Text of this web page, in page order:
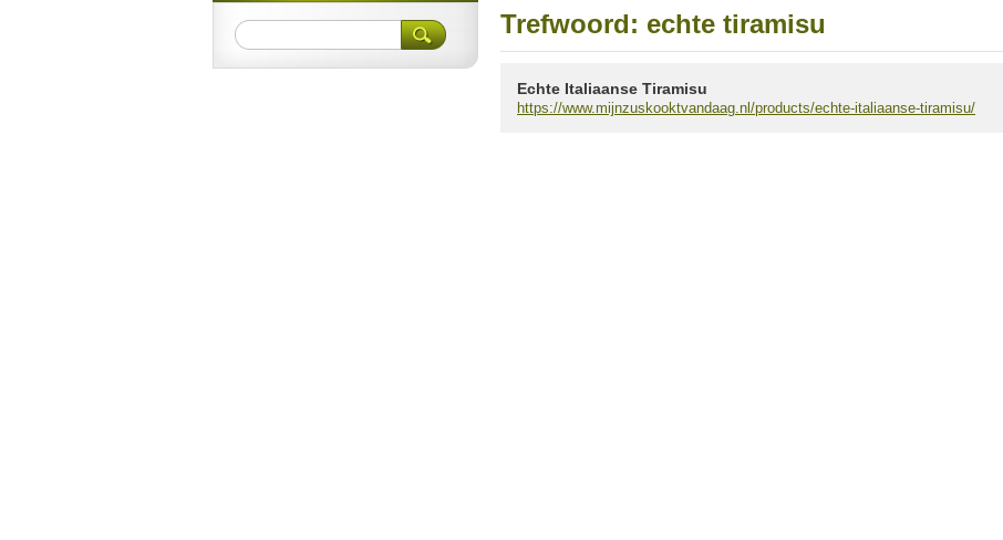
Trefwoord: echte tiramisu
Echte Italiaanse Tiramisu
https://www.mijnzuskooktvandaag.nl/products/echte-italiaanse-tiramisu/